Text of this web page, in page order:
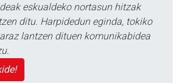
eskualdeko nortasun hitzak
ditu. Harpidedun eginda, tokiko
lantzen dituen komunikabidea